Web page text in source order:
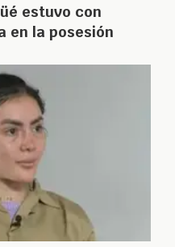
estuvo con
en la posesión